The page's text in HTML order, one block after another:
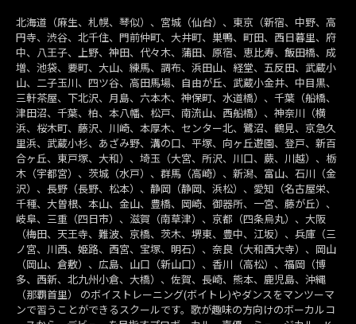
北海道（麻生、札幌、琴似）、宮城（仙台）、東京（新宿、中野、高
円寺、渋谷、北千住、門前仲町、大井町、巣鴨、町田、西日暮里、府
中、八王子、上野、神田、代々木、蒲田、原宿、恵比寿、飯田橋、成
増、池袋、要町、大山、練馬、調布、浜田山、経堂、五反田、武蔵小
山、二子玉川、四ツ谷、高田馬場、自由が丘、武蔵小金井、中目黒、
三軒茶屋、下北沢、月島、六本木、神保町、水道橋）、千葉（船橋、
津田沼、千葉、柏、本八幡、松戸、南流山、西船橋）、神奈川（横
浜、桜木町、藤沢、川崎、本厚木、センター北、鷺沼、鶴見、京急久
里浜、武蔵小杉、あざみ野、溝の口、平塚、向ヶ丘遊園、登戸、新百
合ヶ丘、東戸塚、大和）、埼玉（大宮、所沢、川口、蕨、川越）、栃
木（宇都宮）、茨城（水戸）、群馬（高崎）、新潟、富山、石川（金
沢）、長野（長野、松本）、静岡（静岡、浜松）、愛知（名古屋栄、
千種、大曽根、本山、金山、豊橋、岡崎、御器所、一宮、藤が丘）、
岐阜、三重（四日市）、滋賀（南草津）、京都（四条烏丸）、大阪
（梅田、天王寺、難波、京橋、茨木、堺東、豊中、江坂）、兵庫（三
ノ宮、川西、姫路、西宮、宝塚、明石）、奈良（大和西大寺）、岡山
（岡山、倉敷）、広島、山口（新山口）、香川（高松）、福岡（博
多、西新、北九州小倉、大橋）、佐賀、長崎、熊本、鹿児島、沖縄
（那覇首里） のボイストレーニング(ボイトレ)やダンスをマンツーマ
ンで習うことができるスクールです。歌が趣味の方向けのボーカルコ